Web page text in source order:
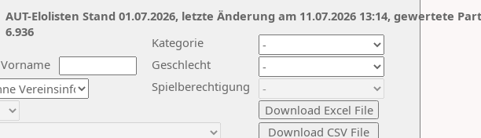
Vorname
Kategorie
Geschlecht
Spielberechtigung
AUT-Elolisten Stand 01.07.2026, letzte Änderung am 11.07.2026 13:14, gewertete
6.936